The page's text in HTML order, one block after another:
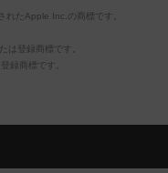
たApple Inc.の商標です。
は登録商標です。
録商標です。